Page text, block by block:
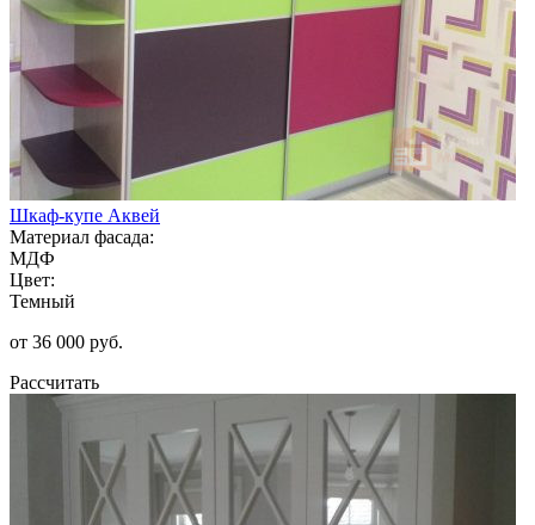
Шкаф-купе Аквей
Материал фасада:
МДФ
Цвет:
Темный
от 36 000 руб.
Рассчитать